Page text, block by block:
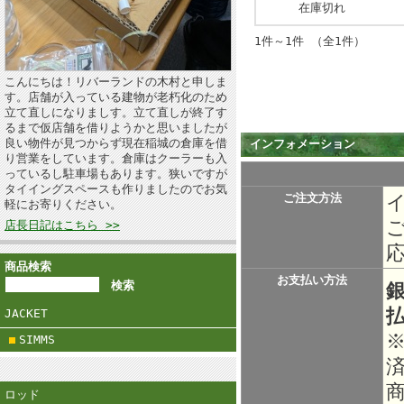
こんにちは！リバーランドの木村と申しま
す。店舗が入っている建物が老朽化のため
立て直しになりましす。立て直しが終了す
るまで仮店舗を借りようかと思いましたが
良い物件が見つからず現在稲城の倉庫を借
り営業をしています。倉庫はクーラーも入
っているし駐車場もあります。狭いですが
タイイングスペースも作りましたのでお気
軽にお寄りください。
店長日記はこちら >>
商品検索
JACKET
SIMMS
ロッド
在庫切れ
1件～1件 （全1件）
インフォメーション
ご注文方法
お支払い方法